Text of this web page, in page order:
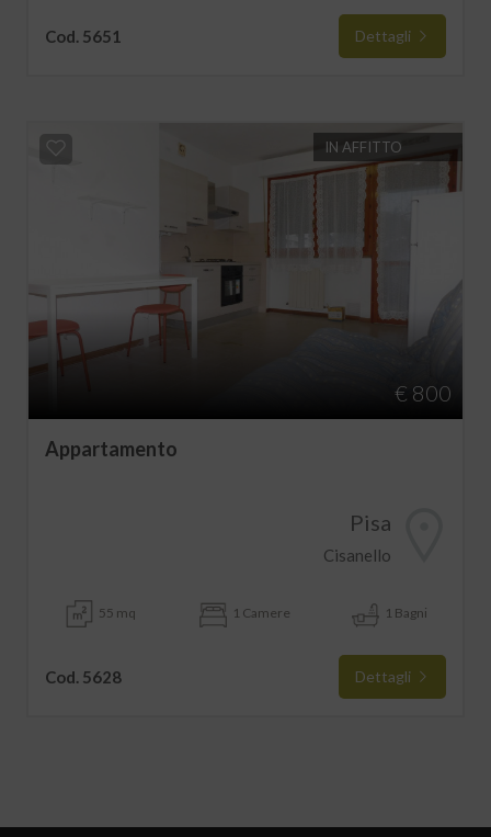
Cod. 5651 Dettagli
IN AFFITTO
€ 800
Appartamento
Pisa
Cisanello
55 mq 1 Camere 1 Bagni
Cod. 5628 Dettagli